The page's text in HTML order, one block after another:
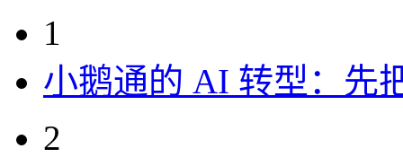
1
小鹅通的 AI 转型：先
2